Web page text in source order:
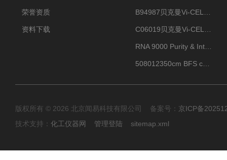
荣誉资质
资料下载
版权所有 © 2026 北京闻易科技有限公司 备案号： 京ICP备
技术支持： 化工仪器网 管理登陆 sitemap.xml